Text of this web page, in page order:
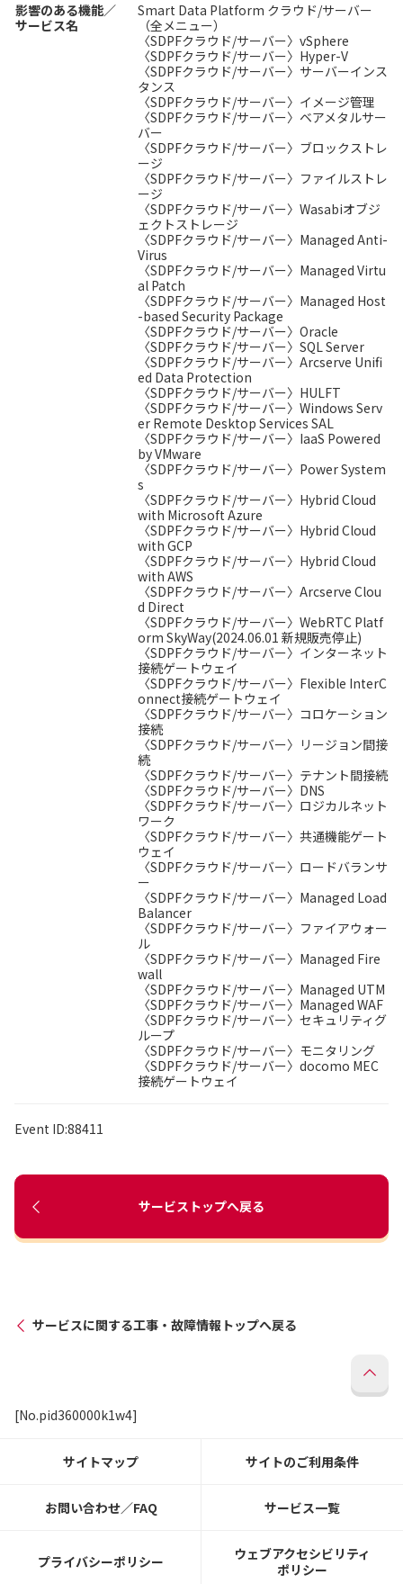
影響のある機能／
サービス名
Smart Data Platform クラウド/サーバー
（全メニュー）
〈SDPFクラウド/サーバー〉vSphere
〈SDPFクラウド/サーバー〉Hyper-V
〈SDPFクラウド/サーバー〉サーバーインス
タンス
〈SDPFクラウド/サーバー〉イメージ管理
〈SDPFクラウド/サーバー〉ベアメタルサー
バー
〈SDPFクラウド/サーバー〉ブロックストレ
ージ
〈SDPFクラウド/サーバー〉ファイルストレ
ージ
〈SDPFクラウド/サーバー〉Wasabiオブジ
ェクトストレージ
〈SDPFクラウド/サーバー〉Managed Anti-
Virus
〈SDPFクラウド/サーバー〉Managed Virtu
al Patch
〈SDPFクラウド/サーバー〉Managed Host
-based Security Package
〈SDPFクラウド/サーバー〉Oracle
〈SDPFクラウド/サーバー〉SQL Server
〈SDPFクラウド/サーバー〉Arcserve Unifi
ed Data Protection
〈SDPFクラウド/サーバー〉HULFT
〈SDPFクラウド/サーバー〉Windows Serv
er Remote Desktop Services SAL
〈SDPFクラウド/サーバー〉IaaS Powered
by VMware
〈SDPFクラウド/サーバー〉Power System
s
〈SDPFクラウド/サーバー〉Hybrid Cloud
with Microsoft Azure
〈SDPFクラウド/サーバー〉Hybrid Cloud
with GCP
〈SDPFクラウド/サーバー〉Hybrid Cloud
with AWS
〈SDPFクラウド/サーバー〉Arcserve Clou
d Direct
〈SDPFクラウド/サーバー〉WebRTC Platf
orm SkyWay(2024.06.01 新規販売停止)
〈SDPFクラウド/サーバー〉インターネット
接続ゲートウェイ
〈SDPFクラウド/サーバー〉Flexible InterC
onnect接続ゲートウェイ
〈SDPFクラウド/サーバー〉コロケーション
接続
〈SDPFクラウド/サーバー〉リージョン間接
続
〈SDPFクラウド/サーバー〉テナント間接続
〈SDPFクラウド/サーバー〉DNS
〈SDPFクラウド/サーバー〉ロジカルネット
ワーク
〈SDPFクラウド/サーバー〉共通機能ゲート
ウェイ
〈SDPFクラウド/サーバー〉ロードバランサ
ー
〈SDPFクラウド/サーバー〉Managed Load
Balancer
〈SDPFクラウド/サーバー〉ファイアウォー
ル
〈SDPFクラウド/サーバー〉Managed Fire
wall
〈SDPFクラウド/サーバー〉Managed UTM
〈SDPFクラウド/サーバー〉Managed WAF
〈SDPFクラウド/サーバー〉セキュリティグ
ループ
〈SDPFクラウド/サーバー〉モニタリング
〈SDPFクラウド/サーバー〉docomo MEC
接続ゲートウェイ
Event ID:88411
サービストップへ戻る
サービスに関する工事・故障情報トップへ戻る
[No.pid360000k1w4]
サイトマップ サイトのご利用条件
お問い合わせ／FAQ サービス一覧
プライバシーポリシー
ウェブアクセシビリティ
ポリシー